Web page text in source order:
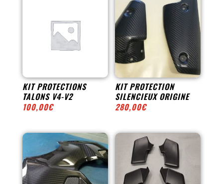
KIT PROTECTIONS
TALONS V4-V2
100,00€
KIT PROTECTION
SILENCIEUX ORIGINE
280,00€